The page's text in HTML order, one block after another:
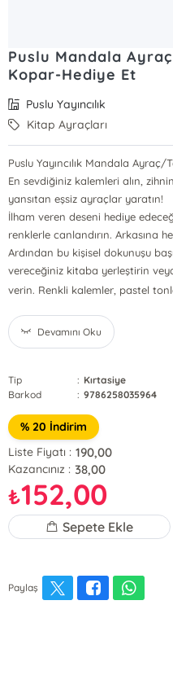
Puslu Mandala Ayraç
Kopar-Hediye Et
Puslu Yayıncılık
Kitap Ayraçları
Puslu Yayıncılık Mandala Ayraç/
En sevdiğiniz kalemleri alın,
yansıtan eşsiz ayraçlar yaratın!
İlham veren deseni hediye
renklerle canlandırın. Arkasına
Ardından bu kişisel dokunuşu
vereceğiniz kitaba yerleştirin
verin. Renkli kalemler, pastel
Devamını Oku
Tip : Kırtasiye
Barkod
: 9786258035964
% 20 İndirim
Liste Fiyatı : 190,00
Kazancınız : 38,00
₺152,00
Sepete Ekle
Paylaş